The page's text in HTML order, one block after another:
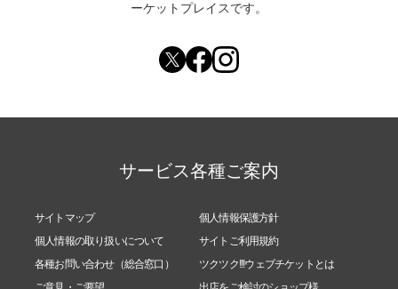
ーケットプレイスです。
サービス各種ご案内
サイトマップ
個人情報保護方針
個人情報の取り扱いについて
サイトご利用規約
各種お問い合わせ（総合窓口）
ツクツク!!!ウェブチケットとは